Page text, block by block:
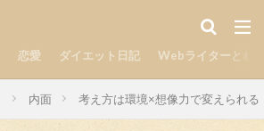
恋愛 ダイエット日記 Webライターとし
内面 考え方は環境×想像力で変えられる